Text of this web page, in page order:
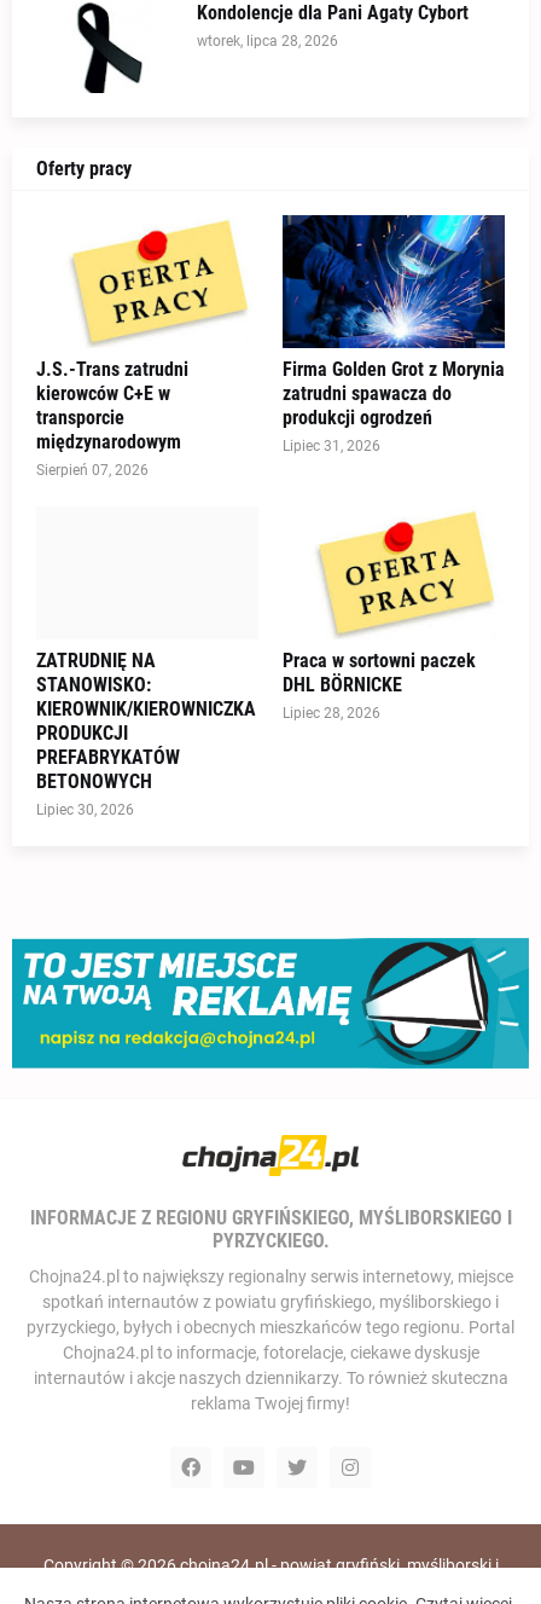
Kondolencje dla Pani Agaty Cybort
wtorek, lipca 28, 2026
Oferty pracy
J.S.-Trans zatrudni
kierowców C+E w
transporcie
międzynarodowym
Sierpień 07, 2026
Firma Golden Grot z Morynia
zatrudni spawacza do
produkcji ogrodzeń
Lipiec 31, 2026
ZATRUDNIĘ NA
STANOWISKO:
KIEROWNIK/KIEROWNICZKA
PRODUKCJI
PREFABRYKATÓW
BETONOWYCH
Lipiec 30, 2026
Praca w sortowni paczek
DHL BÖRNICKE
Lipiec 28, 2026
INFORMACJE Z REGIONU GRYFIŃSKIEGO, MYŚLIBORSKIEGO I
PYRZYCKIEGO.
Chojna24.pl to największy regionalny serwis internetowy, miejsce
spotkań internautów z powiatu gryfińskiego, myśliborskiego i
pyrzyckiego, byłych i obecnych mieszkańców tego regionu. Portal
Chojna24.pl to informacje, fotorelacje, ciekawe dyskusje
internautów i akcje naszych dziennikarzy. To również skuteczna
reklama Twojej firmy!
Copyright ©2026chojna24.pl - powiat gryfiński, myśliborski i